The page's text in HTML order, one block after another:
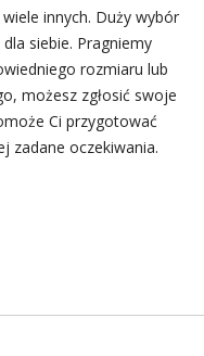
innych. Duży wybór
siebie. Pragniemy
rozmiaru lub
możesz zgłosić swoje
Ci przygotować
zadane oczekiwania.